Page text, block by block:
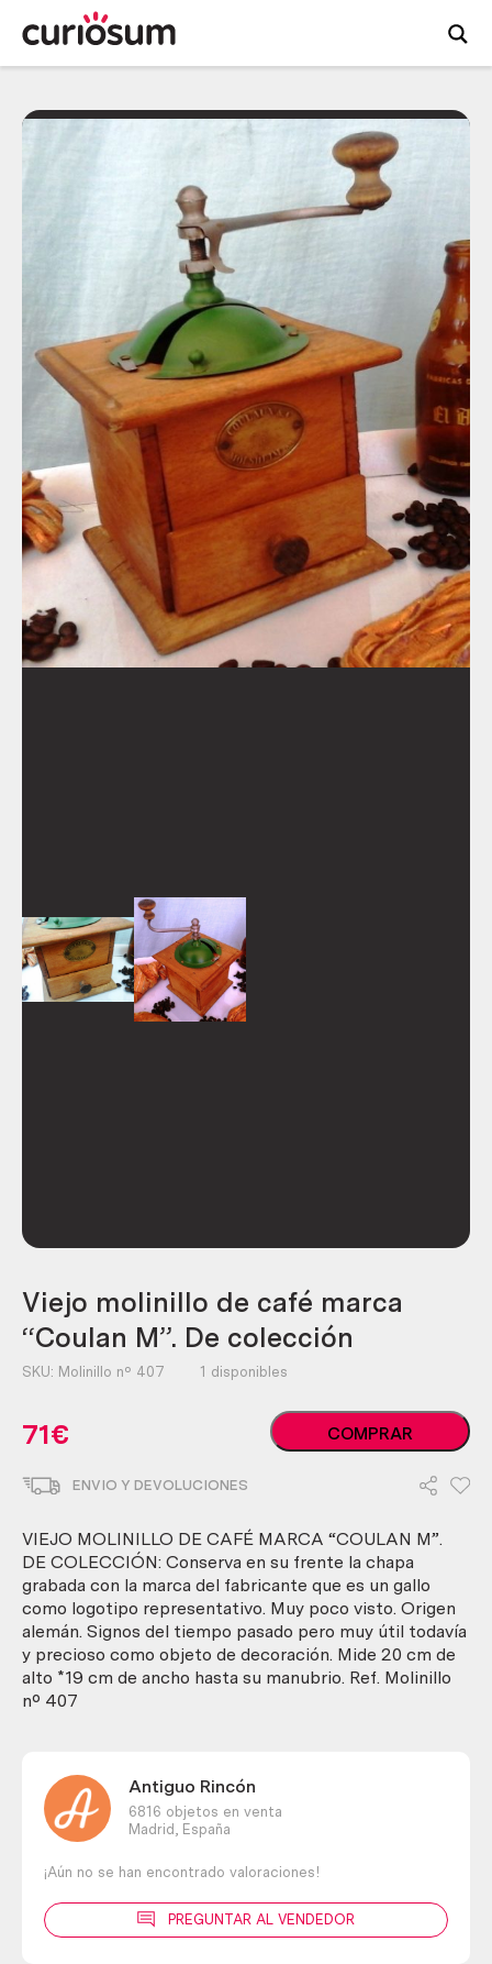
Viejo molinillo de café marca
“Coulan M”. De colección
SKU: Molinillo nº 407 1 disponibles
71€
Viejo
molinillo
"Coulan
M".
De
colección
cantidad
COMPRAR
ENVIO Y DEVOLUCIONES
VIEJO MOLINILLO DE CAFÉ MARCA “COULAN M”.
DE COLECCIÓN: Conserva en su frente la chapa
grabada con la marca del fabricante que es un gallo
como logotipo representativo. Muy poco visto. Origen
alemán. Signos del tiempo pasado pero muy útil todavía
y precioso como objeto de decoración. Mide 20 cm de
alto *19 cm de ancho hasta su manubrio. Ref. Molinillo
nº 407
Antiguo Rincón
6816 objetos en venta
Madrid,
España
¡Aún no se han encontrado valoraciones!
PREGUNTAR AL VENDEDOR